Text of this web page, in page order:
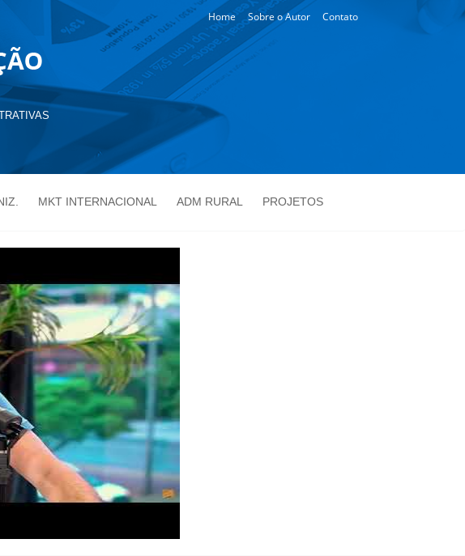
Home Sobre o Autor Contato
MKT INTERNACIONAL ADM RURAL PROJETOS